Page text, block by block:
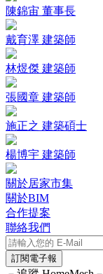
陳錦宙 董事長
戴育澤 建築師
林煜傑 建築師
張國章 建築師
施正之 建築碩士
楊博宇 建築師
關於居家市集
關於BIM
合作提案
聯絡我們
訂閱電子報